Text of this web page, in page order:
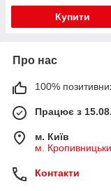
Купити
Про нас
100%
Працює з
м. Київ
м.
Контакти